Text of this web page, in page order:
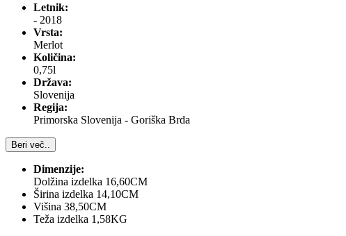
Letnik:
- 2018
Vrsta:
Merlot
Količina:
0,75l
Država:
Slovenija
Regija:
Primorska Slovenija - Goriška Brda
Beri več..
Dimenzije:
Dolžina izdelka 16,60CM
Širina izdelka 14,10CM
Višina 38,50CM
Teža izdelka 1,58KG